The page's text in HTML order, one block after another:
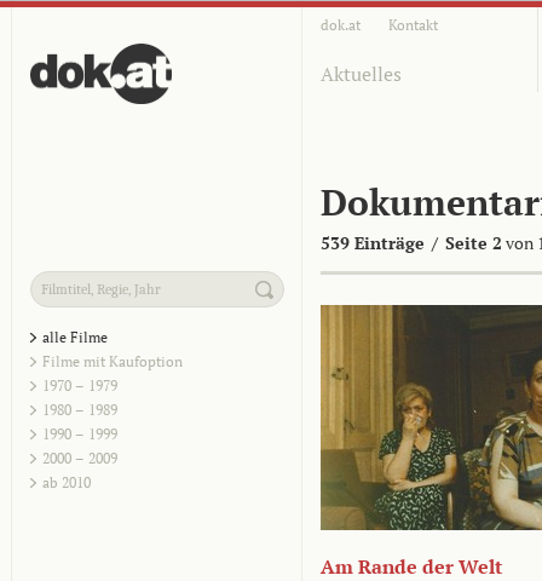
dok.at Kontakt
Aktuelles
539 Einträge / Seite 2 von
alle Filme
Filme mit Kaufoption
1970 – 1979
1980 – 1989
1990 – 1999
2000 – 2009
ab 2010
Am Rande der Welt